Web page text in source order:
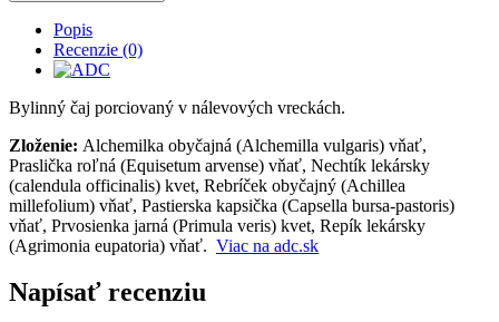
Popis
Recenzie (0)
Bylinný čaj porciovaný v nálevových vreckách.
Zloženie: Alchemilka obyčajná (Alchemilla vulgaris) vňať,
Praslička roľná (Equisetum arvense) vňať, Nechtík lekársky
(calendula officinalis) kvet, Rebríček obyčajný (Achillea
millefolium) vňať, Pastierska kapsička (Capsella bursa-pastoris)
vňať, Prvosienka jarná (Primula veris) kvet, Repík lekársky
(Agrimonia eupatoria) vňať. Viac na adc.sk
Napísať recenziu